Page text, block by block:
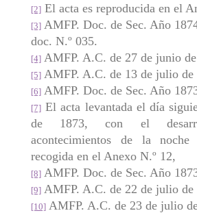
[2] El acta es reproducida en el
[3] AMFP. Doc. de Sec. Año
doc. N.º 035.
[4] AMFP. A.C. de 27 de junio
[5] AMFP. A.C. de 13 de julio de
[6] AMFP. Doc. de Sec. Año
[7] El acta levantada el día
de 1873, con el
acontecimientos de la noche
recogida en el Anexo N.º 12,
[8] AMFP. Doc. de Sec. Año
[9] AMFP. A.C. de 22 de julio de
[10] AMFP. A.C. de 23 de julio